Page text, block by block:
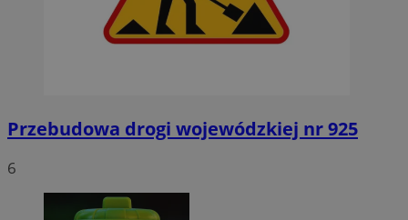
Przebudowa drogi wojewódzkiej nr 925
6